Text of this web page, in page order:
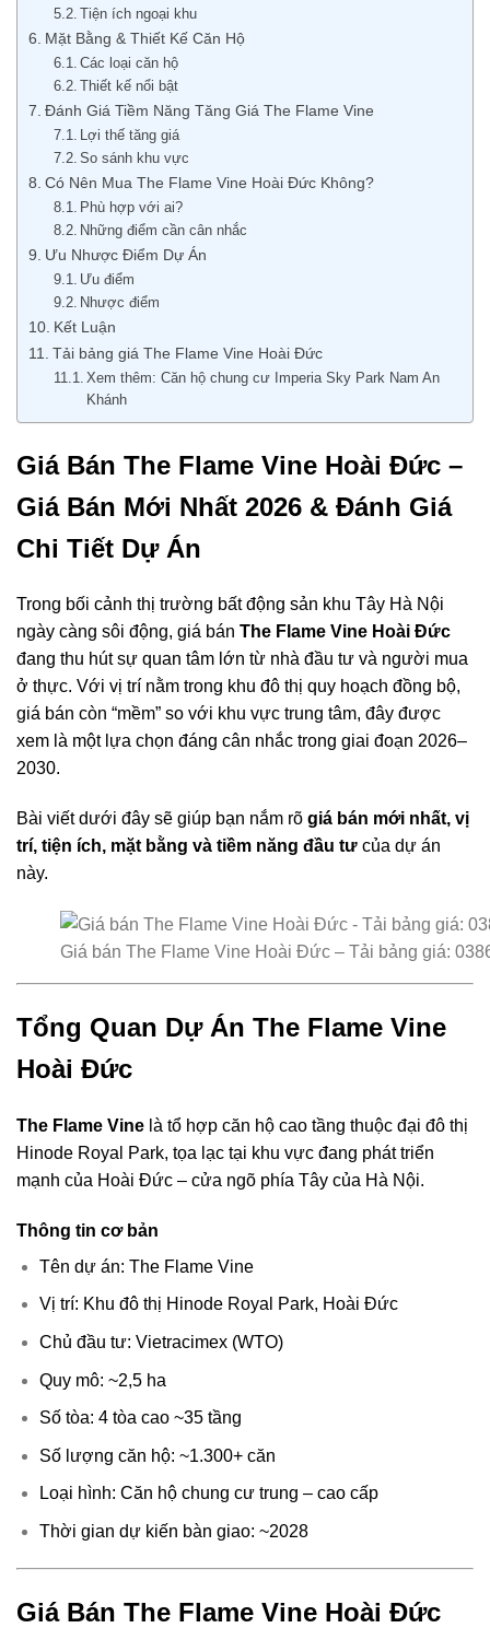
Tiện ích ngoại khu
Mặt Bằng & Thiết Kế Căn Hộ
Các loại căn hộ
Thiết kế nổi bật
Đánh Giá Tiềm Năng Tăng Giá The Flame Vine
Lợi thế tăng giá
So sánh khu vực
Có Nên Mua The Flame Vine Hoài Đức Không?
Phù hợp với ai?
Những điểm cần cân nhắc
Ưu Nhược Điểm Dự Án
Ưu điểm
Nhược điểm
Kết Luận
Tải bảng giá The Flame Vine Hoài Đức
Xem thêm: Căn hộ chung cư Imperia Sky Park Nam An
Khánh
Giá Bán The Flame Vine Hoài Đức –
Giá Bán Mới Nhất 2026 & Đánh Giá
Chi Tiết Dự Án
Trong bối cảnh thị trường bất động sản khu Tây Hà Nội
ngày càng sôi động, giá bán The Flame Vine Hoài Đức
đang thu hút sự quan tâm lớn từ nhà đầu tư và người mua
ở thực. Với vị trí nằm trong khu đô thị quy hoạch đồng bộ,
giá bán còn “mềm” so với khu vực trung tâm, đây được
xem là một lựa chọn đáng cân nhắc trong giai đoạn 2026–
2030.
Bài viết dưới đây sẽ giúp bạn nắm rõ giá bán mới nhất, vị
trí, tiện ích, mặt bằng và tiềm năng đầu tư của dự án
này.
Giá bán The Flame Vine Hoài Đức – Tải bảng giá:
Tổng Quan Dự Án The Flame Vine
Hoài Đức
The Flame Vine là tổ hợp căn hộ cao tầng thuộc đại đô thị
Hinode Royal Park, tọa lạc tại khu vực đang phát triển
mạnh của Hoài Đức – cửa ngõ phía Tây của Hà Nội.
Thông tin cơ bản
Tên dự án: The Flame Vine
Vị trí: Khu đô thị Hinode Royal Park, Hoài Đức
Chủ đầu tư: Vietracimex (WTO)
Quy mô: ~2,5 ha
Số tòa: 4 tòa cao ~35 tầng
Số lượng căn hộ: ~1.300+ căn
Loại hình: Căn hộ chung cư trung – cao cấp
Thời gian dự kiến bàn giao: ~2028
Giá Bán The Flame Vine Hoài Đức